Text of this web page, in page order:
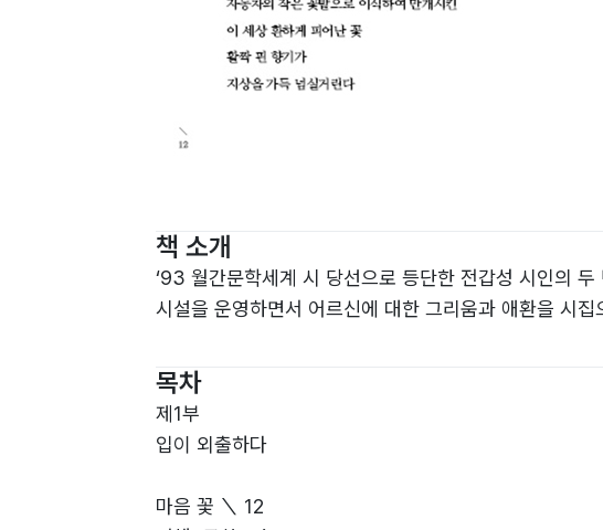
책 소개
‘93 월간문학세계 시 당선으로 등단한 전갑성 시인의
시설을 운영하면서 어르신에 대한 그리움과 애환을 시
목차
제1부
입이 외출하다
마음 꽃 ＼ 12